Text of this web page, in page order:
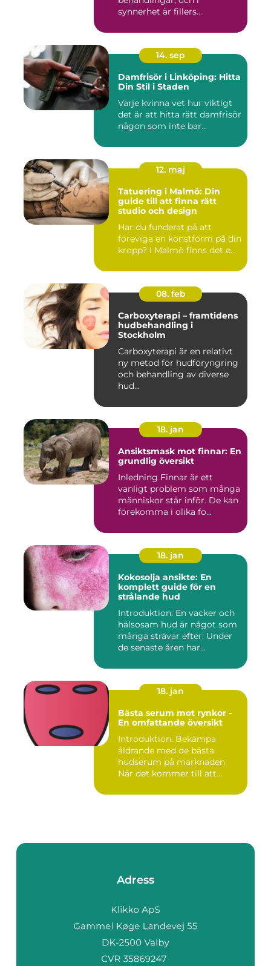
synnerhet är fillers...
14. sep
Damfrisör i Linköping: Hitta
Din Stil i Staden
Varje kvinna vet hur viktigt
det är att hitta rätt damfrisör
någon som inte bar...
12. maj
Tatuering i Malmö: Din
guide till att finna rätt
studio och design
Har du funderat på att
föreviga en konstform på din
kropp? I Malmö finns det e...
08. feb
Carboxyterapi – framtidens
hudbehandling i
Stockholm
Carboxyterapi är en relativt
ny metod för hudföryngring
och behandling av diverse
hud...
18. jan
Ansiktsmask mot finnar: En
grundlig översikt
Inledning Finnar är ett
vanligt problem som många
människor står inför. De kan
förekomma i olika fo...
18. jan
Kokosolja ansikte: En
komplett guide för en
strålande hud
Introduktion: En vacker och
hälsosam hud är något som
många strävar efter. Under
de senaste åren har...
18. jan
Bästa serum mot rynkor -
En omfattande översikt
Introduktion: Bekämpa
åldrande med de bästa
hudserum på marknaden
När det kommer till att
Adress